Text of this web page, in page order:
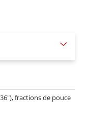
fractions de pouce